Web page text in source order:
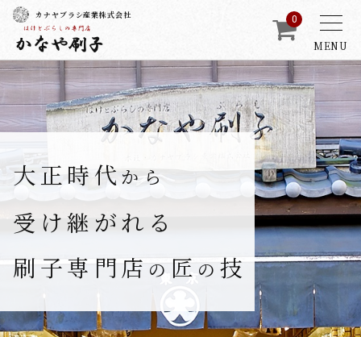
MENU
カナヤブラシ産業株式会社 0
大正時代 から
受け継がれる
刷子専門店 の匠 の 技